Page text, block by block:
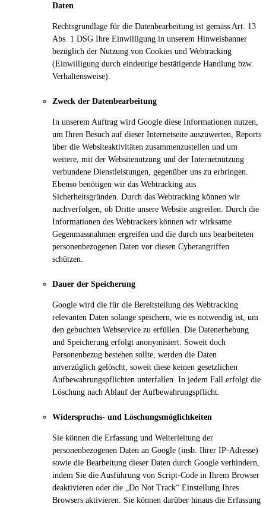
Daten
Rechtsgrundlage für die Datenbearbeitung ist gemäss Art. 13
Abs. 1 DSG Ihre Einwilligung in unserem Hinweisbanner
bezüglich der Nutzung von Cookies und Webtracking
(Einwilligung durch eindeutige bestätigende Handlung bzw.
Verhaltensweise).
Zweck der Datenbearbeitung
In unserem Auftrag wird Google diese Informationen nutzen,
um Ihren Besuch auf dieser Internetseite auszuwerten, Reports
über die Websiteaktivitäten zusammenzustellen und um
weitere, mit der Websitenutzung und der Internetnutzung
verbundene Dienstleistungen, gegenüber uns zu erbringen.
Ebenso benötigen wir das Webtracking aus
Sicherheitsgründen. Durch das Webtracking können wir
nachverfolgen, ob Dritte unsere Website angreifen. Durch die
Informationen des Webtrackers können wir wirksame
Gegenmassnahmen ergreifen und die durch uns bearbeiteten
personenbezogenen Daten vor diesen Cyberangriffen
schützen.
Dauer der Speicherung
Google wird die für die Bereitstellung des Webtracking
relevanten Daten solange speichern, wie es notwendig ist, um
den gebuchten Webservice zu erfüllen. Die Datenerhebung
und Speicherung erfolgt anonymisiert. Soweit doch
Personenbezug bestehen sollte, werden die Daten
unverzüglich gelöscht, soweit diese keinen gesetzlichen
Aufbewahrungspflichten unterfallen. In jedem Fall erfolgt die
Löschung nach Ablauf der Aufbewahrungspflicht.
Widerspruchs- und Löschungsmöglichkeiten
Sie können die Erfassung und Weiterleitung der
personenbezogenen Daten an Google (insb. Ihrer IP-Adresse)
sowie die Bearbeitung dieser Daten durch Google verhindern,
indem Sie die Ausführung von Script-Code in Ihrem Browser
deaktivieren oder die „Do Not Track“ Einstellung Ihres
Browsers aktivieren. Sie können darüber hinaus die Erfassung